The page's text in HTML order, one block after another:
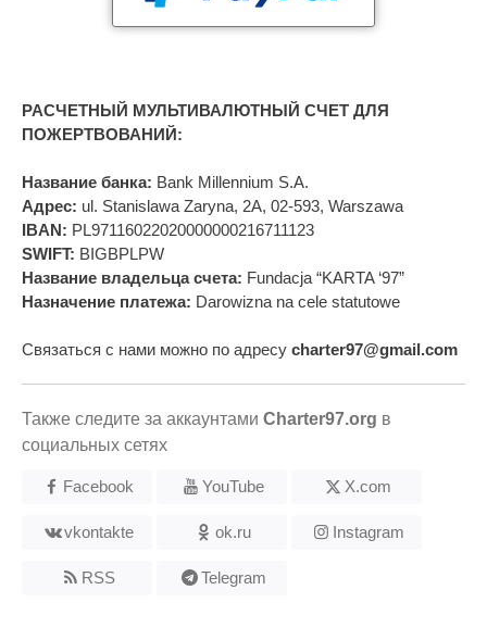
РАСЧЕТНЫЙ МУЛЬТИВАЛЮТНЫЙ СЧЕТ ДЛЯ
ПОЖЕРТВОВАНИЙ:
Название банка: Bank Millennium S.A.
Адрес: ul. Stanislawa Zaryna, 2A, 02-593, Warszawa
IBAN: PL97116022020000000216711123
SWIFT: BIGBPLPW
Название владельца счета: Fundacja “KARTA ‘97”
Назначение платежа: Darowizna na cele statutowe
Связаться с нами можно по адресу charter97@gmail.com
Также следите за аккаунтами Charter97.org в
социальных сетях
Facebook YouTube X.com
vkontakte ok.ru Instagram
RSS Telegram